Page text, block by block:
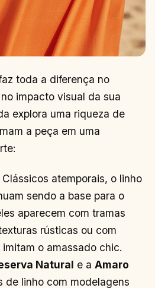
toda a diferença no
impacto visual da sua
explora uma riqueza de
a peça em uma
Clássicos atemporais, o linho
sendo a base para o
aparecem com tramas
rústicas ou com
o amassado chic.
Natural e aAmaro
de linho com modelagens